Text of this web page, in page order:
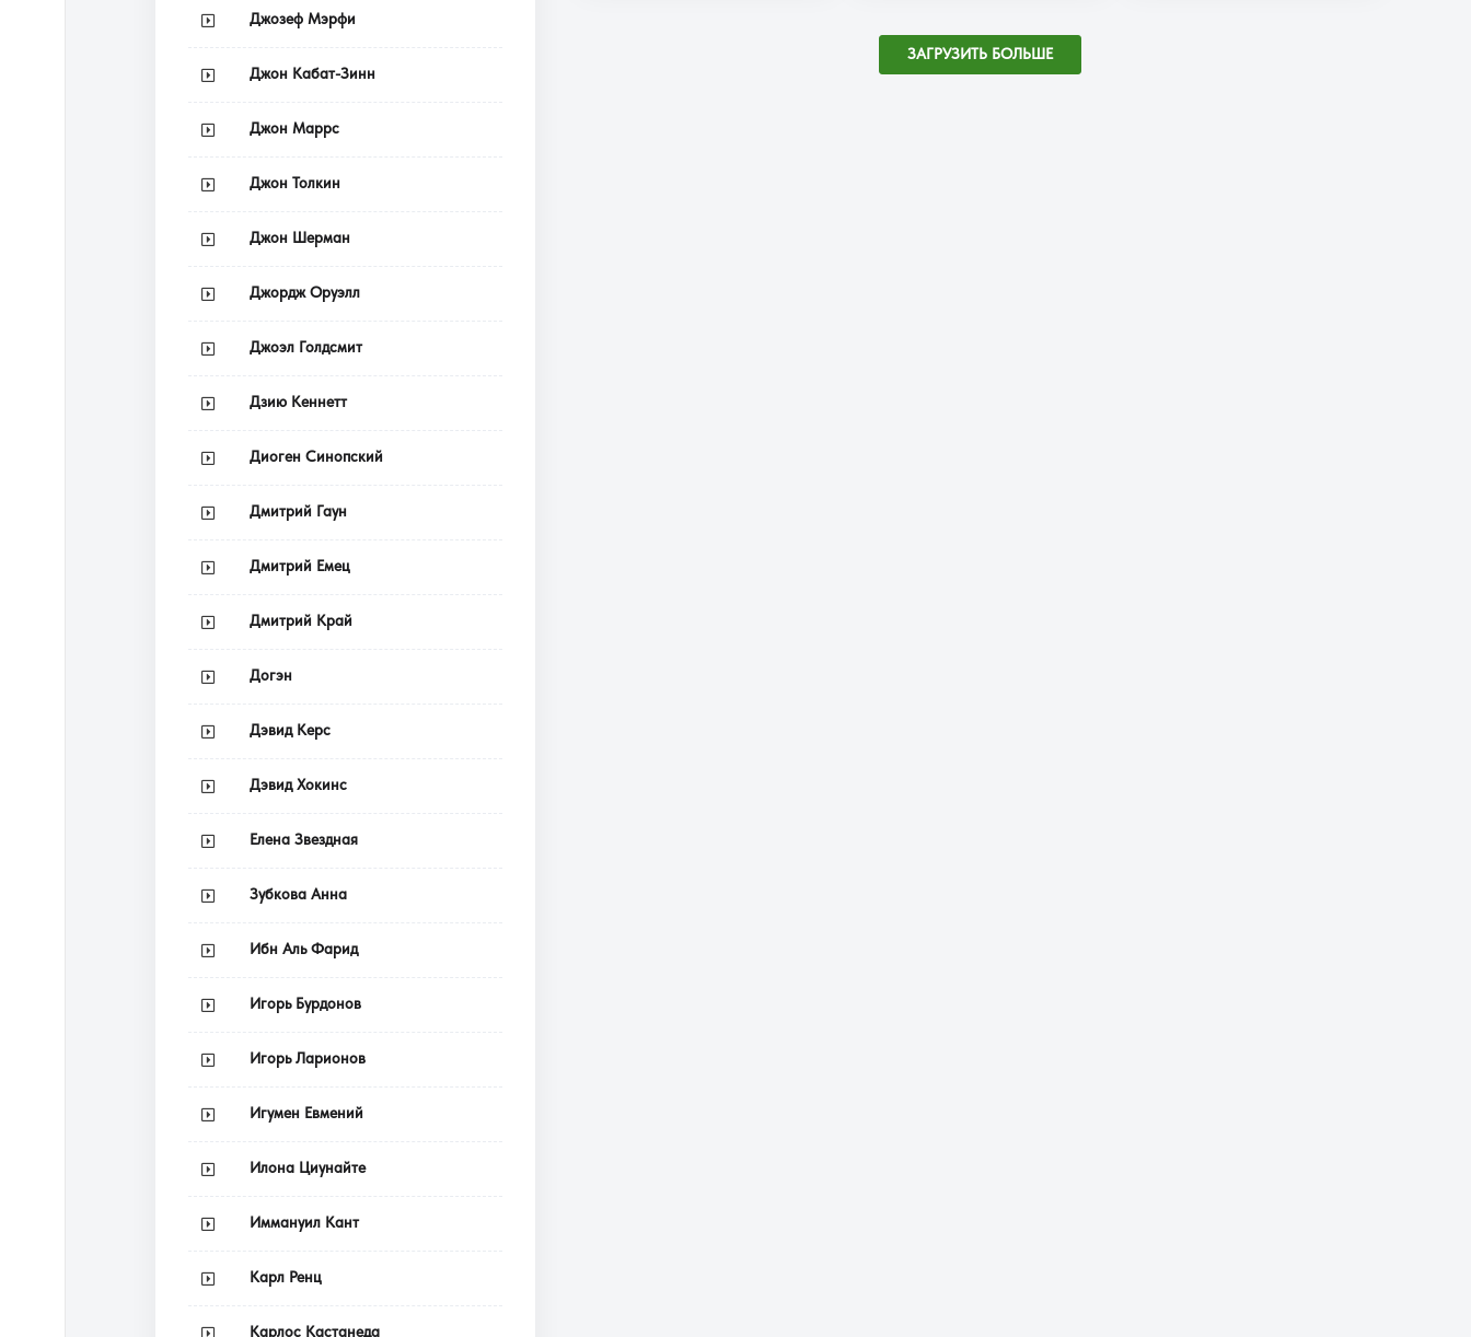
ЗАГРУЗИТЬ БОЛЬШЕ
Джозеф Мэрфи
Джон Кабат-Зинн
Джон Маррс
Джон Толкин
Джон Шерман
Джордж Оруэлл
Джоэл Голдсмит
Дзию Кеннетт
Диоген Синопский
Дмитрий Гаун
Дмитрий Емец
Дмитрий Край
Догэн
Дэвид Керс
Дэвид Хокинс
Елена Звездная
Зубкова Анна
Ибн Аль Фарид
Игорь Бурдонов
Игорь Ларионов
Игумен Евмений
Илона Циунайте
Иммануил Кант
Карл Ренц
Карлос Кастанеда